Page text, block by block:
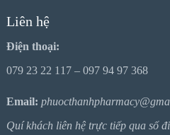
Liên hệ
Điện thoại:
079 23 22 117 – 097 94 97 368
Email:
Quí khách liên hệ trực tiếp qua số